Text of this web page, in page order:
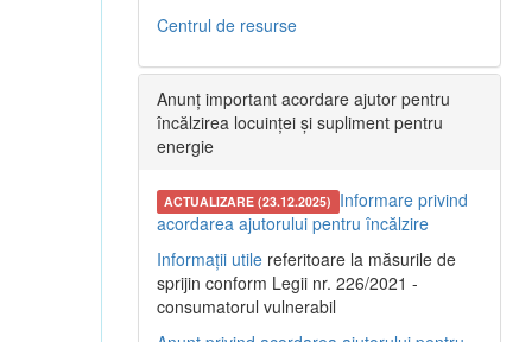
Centrul de resurse
Anunț important acordare ajutor pentru
încălzirea locuinței și supliment pentru
energie
ACTUALIZARE (23.12.2025) Informare privind
acordarea ajutorului pentru încălzire
Informații utile referitoare la măsurile de
sprijin conform Legii nr. 226/2021 -
consumatorul vulnerabil